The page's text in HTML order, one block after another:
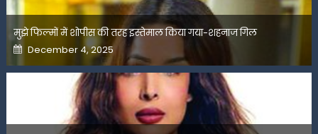
मुझे फिल्मों में शोपीस की तरह इस्तेमाल किया गया-शहनाज गिल
Posted
on
December 4, 2025